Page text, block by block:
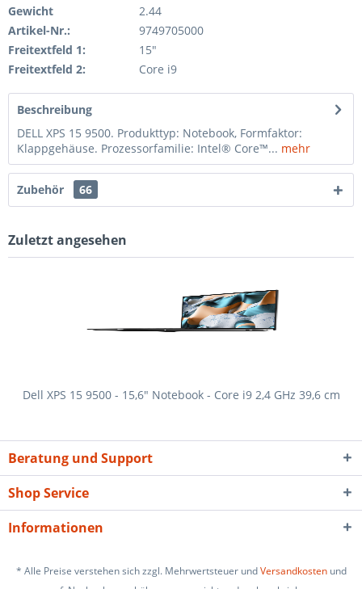
Gewicht
2.44
Artikel-Nr.:
9749705000
Freitextfeld 1:
15"
Freitextfeld 2:
Core i9
Beschreibung
DELL XPS 15 9500. Produkttyp: Notebook, Formfaktor:
Klappgehäuse. Prozessorfamilie: Intel® Core™... mehr
Zubehör 66
Zuletzt angesehen
Dell XPS 15 9500 - 15,6" Notebook - Core i9 2,4 GHz 39,6 cm
Beratung und Support
Shop Service
Informationen
* Alle Preise verstehen sich zzgl. Mehrwertsteuer undVersandkostenund